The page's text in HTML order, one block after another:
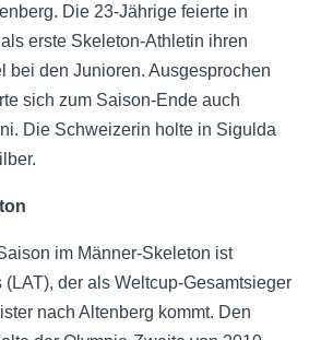
Die 23-Jährige feierte in
erste Skeleton-Athletin ihren
bei den Junioren. Ausgesprochen
sich zum Saison-Ende auch
Die Schweizerin holte in Sigulda
im Männer-Skeleton ist
(LAT), der als Weltcup-Gesamtsieger
nach Altenberg kommt. Den